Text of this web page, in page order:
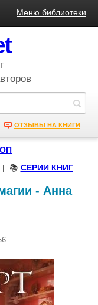
Меню библиотеки
ОТЗЫВЫ НА КНИГИ
| 📚 СЕРИИ КНИГ
- Анна